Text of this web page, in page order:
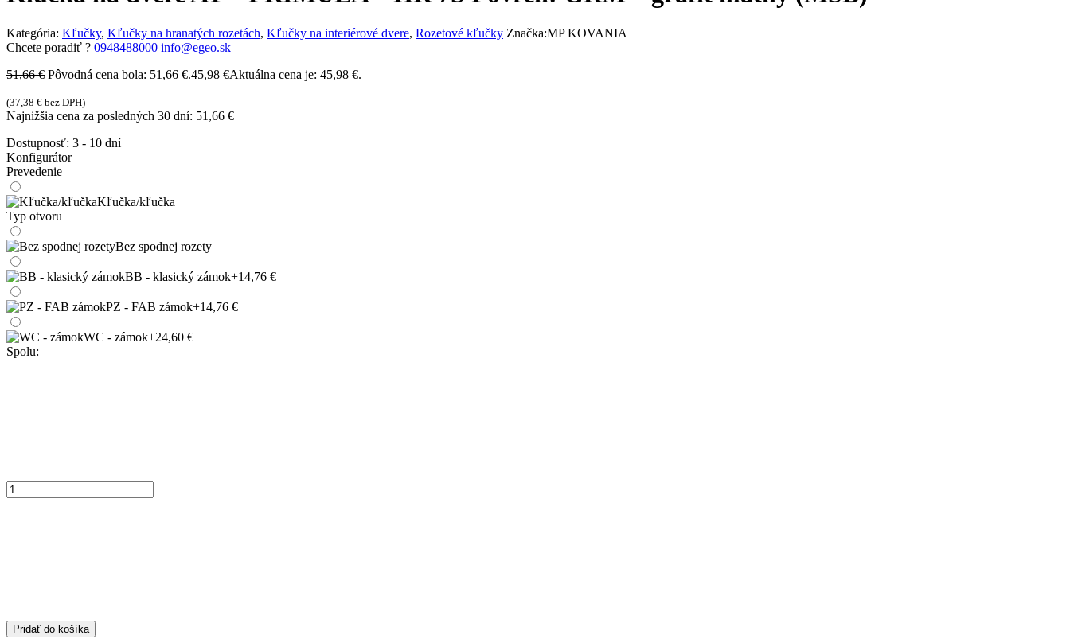
Kategória: Kľučky, Kľučky na hranatých rozetách, Kľučky na interiérové dvere, Rozetové kľučky Značka:MP KOVANIA
Chcete poradiť ? 0948488000 info@egeo.sk
51,66€ Pôvodná cena bola: 51,66 €.45,98 €Aktuálna cena je: 45,98 €.
(37,38 € bez DPH)
Najnižšia cena za posledných 30 dní: 51,66 €
Dostupnosť: 3 - 10 dní
Konfigurátor
Prevedenie
Kľučka/kľučka
Typ otvoru
Bez spodnej rozety
BB - klasický zámok+14,76 €
PZ - FAB zámok+14,76 €
WC - zámok+24,60 €
Spolu:
Pridať do košíka